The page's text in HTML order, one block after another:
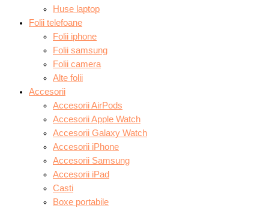
Huse laptop
Folii telefoane
Folii iphone
Folii samsung
Folii camera
Alte folii
Accesorii
Accesorii AirPods
Accesorii Apple Watch
Accesorii Galaxy Watch
Accesorii iPhone
Accesorii Samsung
Accesorii iPad
Casti
Boxe portabile